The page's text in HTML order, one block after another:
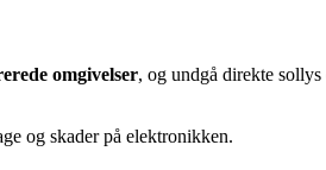
omgivelser, og undgå direkte
og skader på elektronikken.